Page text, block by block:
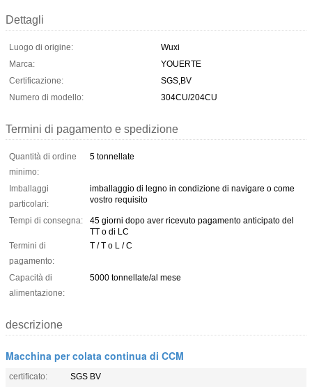
Dettagli
Luogo di origine:
Wuxi
Marca:
YOUERTE
Certificazione:
SGS,BV
Numero di modello:
304CU/204CU
Termini di pagamento e spedizione
Quantità di ordine
minimo:
5 tonnellate
Imballaggi
particolari:
imballaggio di legno in condizione di navigare o come
vostro requisito
Tempi di consegna:
45 giorni dopo aver ricevuto pagamento anticipato del
TT o di LC
Termini di
pagamento:
T / T o L / C
Capacità di
alimentazione:
5000 tonnellate/al mese
descrizione
Macchina per colata continua di CCM
certificato:
SGS BV